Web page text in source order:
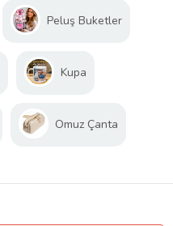
Peluş Buketler
Kupa
Omuz Çanta